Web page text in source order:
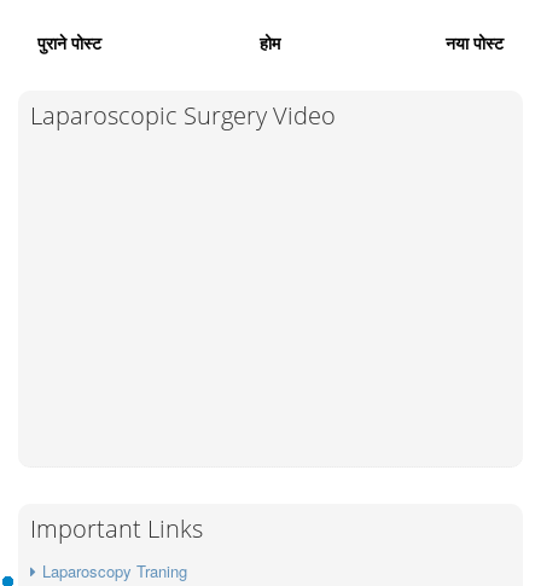
पुराने पोस्ट होम नया पोस्ट
Laparoscopic Surgery Video
Important Links
Laparoscopy Traning